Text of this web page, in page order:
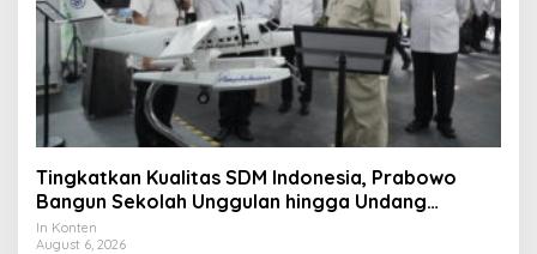
Tingkatkan Kualitas SDM Indonesia, Prabowo
Bangun Sekolah Unggulan hingga Undang
Universitas Terbaik Dunia
In Konten
August 6, 2026